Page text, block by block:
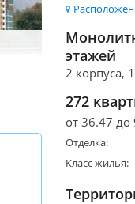
этажей
2 корпуса,
272
от 36.47
Отделка:
Класс жилья: